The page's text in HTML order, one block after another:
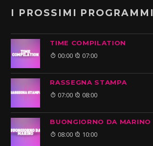
I PROSSIMI PROGRAMMI
TIME COMPILATION
00:00 07:00
RASSEGNA STAMPA
07:00 08:00
BUONGIORNO DA MARINO
08:00 10:00